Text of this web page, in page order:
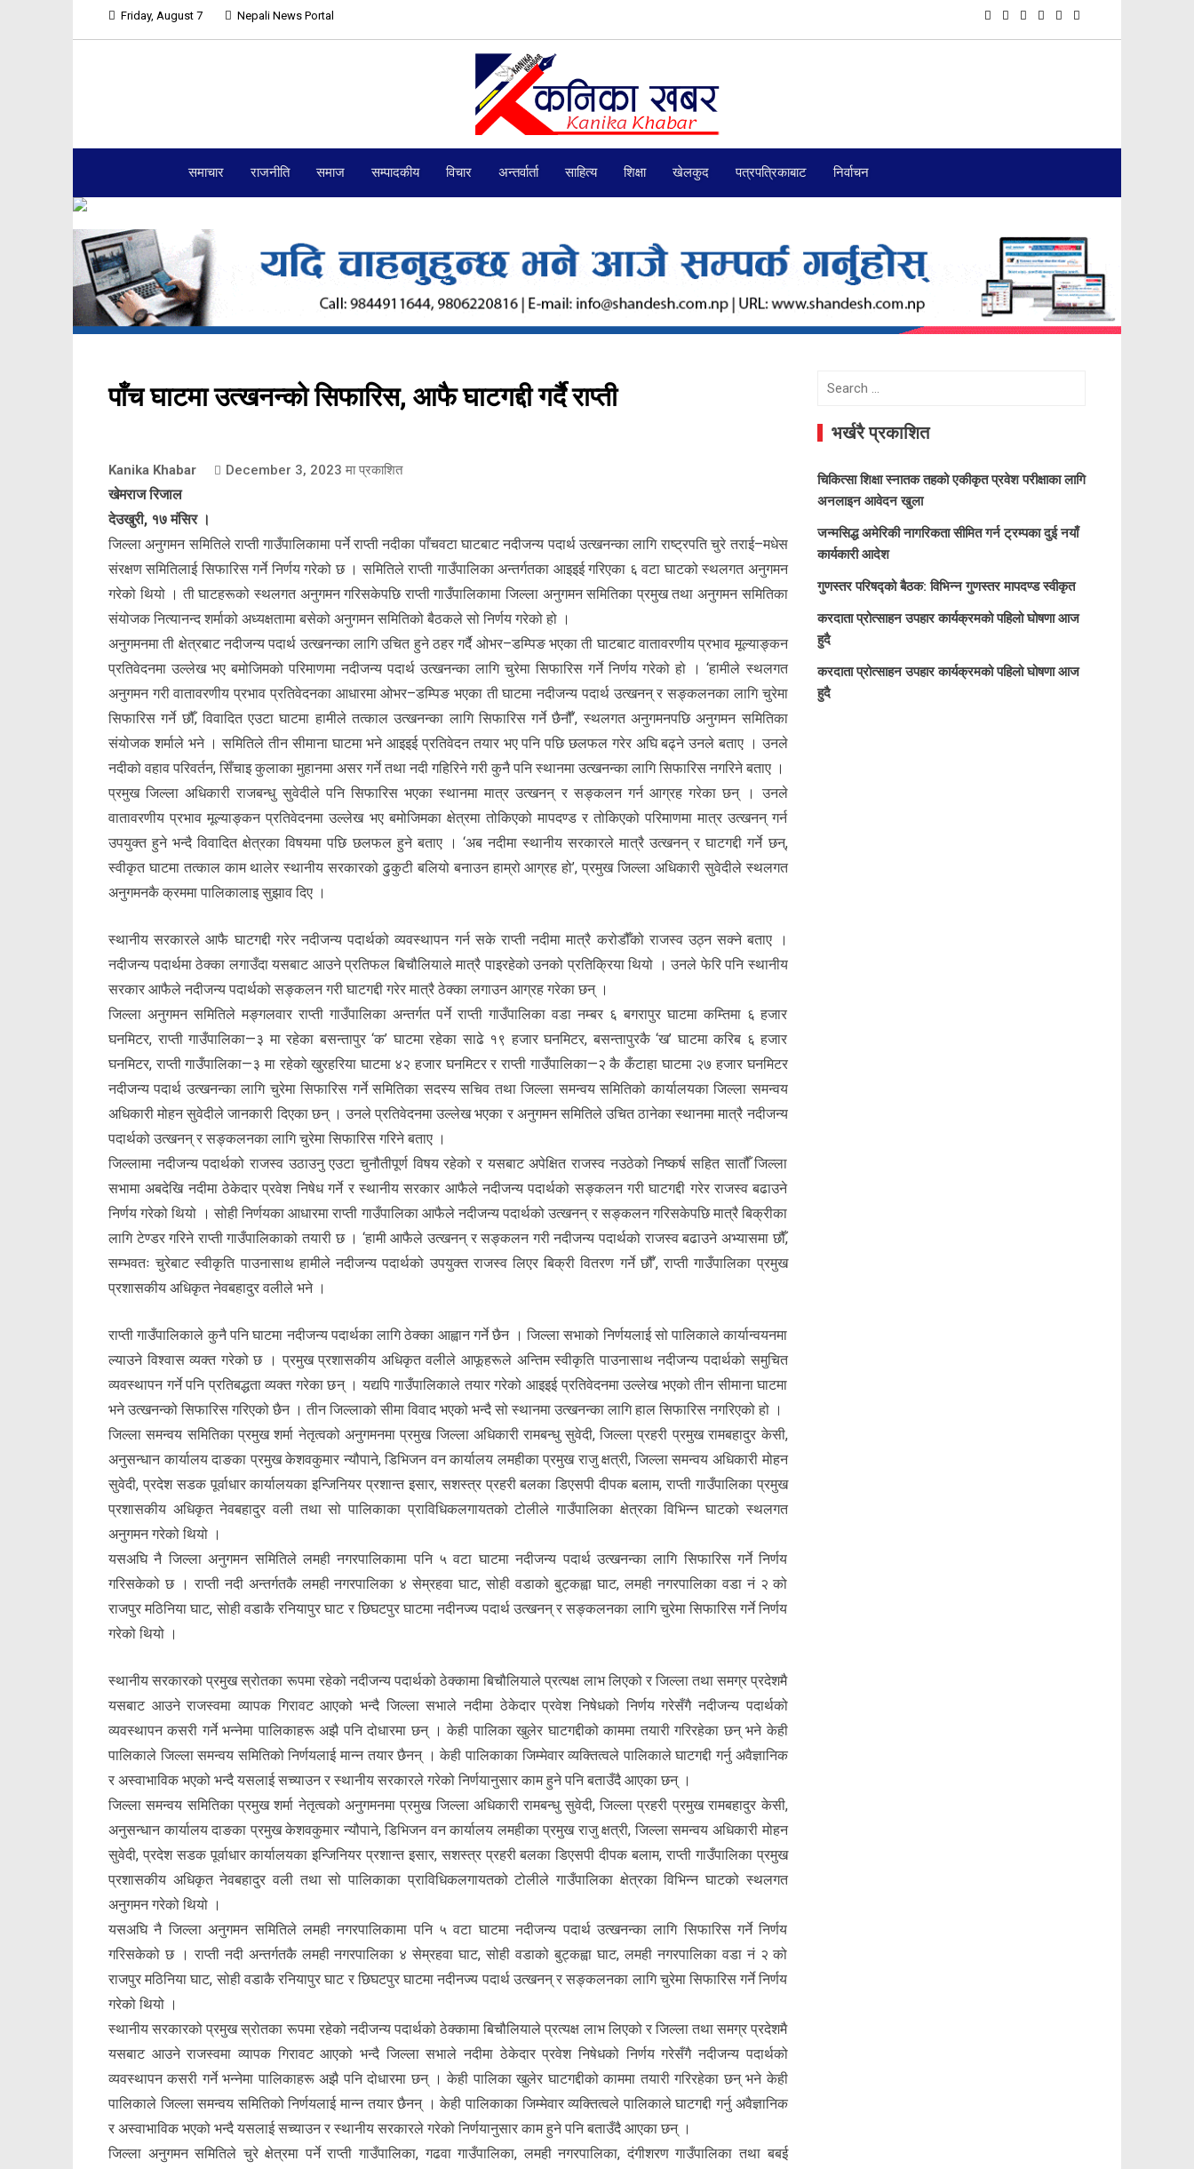
Friday, August 7 Nepali News Portal
समाचार राजनीति समाज सम्पादकीय विचार अन्तर्वार्ता साहित्य शिक्षा खेलकुद पत्रपत्रिकाबाट निर्वाचन
पाँच घाटमा उत्खनन्को सिफारिस, आफै घाटगद्दी गर्दै राप्ती
Kanika Khabar December 3, 2023 मा प्रकाशित
खेमराज रिजाल
देउखुरी, १७ मंसिर ।
जिल्ला अनुगमन समितिले राप्ती गाउँपालिकामा पर्ने राप्ती नदीका पाँचवटा घाटबाट नदीजन्य पदार्थ उत्खनन्का लागि राष्ट्रपति चुरे तराई–मधेस
संरक्षण समितिलाई सिफारिस गर्ने निर्णय गरेको छ । समितिले राप्ती गाउँपालिका अन्तर्गतका आइइई गरिएका ६ वटा घाटको स्थलगत अनुगमन
गरेको थियो । ती घाटहरूको स्थलगत अनुगमन गरिसकेपछि राप्ती गाउँपालिकामा जिल्ला अनुगमन समितिका प्रमुख तथा अनुगमन समितिका
संयोजक नित्यानन्द शर्माको अध्यक्षतामा बसेको अनुगमन समितिको बैठकले सो निर्णय गरेको हो ।
अनुगमनमा ती क्षेत्रबाट नदीजन्य पदार्थ उत्खनन्का लागि उचित हुने ठहर गर्दै ओभर–डम्पिङ भएका ती घाटबाट वातावरणीय प्रभाव मूल्याङ्कन
प्रतिवेदनमा उल्लेख भए बमोजिमको परिमाणमा नदीजन्य पदार्थ उत्खनन्का लागि चुरेमा सिफारिस गर्ने निर्णय गरेको हो । ‘हामीले स्थलगत
अनुगमन गरी वातावरणीय प्रभाव प्रतिवेदनका आधारमा ओभर–डम्पिङ भएका ती घाटमा नदीजन्य पदार्थ उत्खनन् र सङ्कलनका लागि चुरेमा
सिफारिस गर्ने छौँ, विवादित एउटा घाटमा हामीले तत्काल उत्खनन्का लागि सिफारिस गर्ने छैनौँ’, स्थलगत अनुगमनपछि अनुगमन समितिका
संयोजक शर्माले भने । समितिले तीन सीमाना घाटमा भने आइइई प्रतिवेदन तयार भए पनि पछि छलफल गरेर अघि बढ्ने उनले बताए । उनले
नदीको वहाव परिवर्तन, सिँचाइ कुलाका मुहानमा असर गर्ने तथा नदी गहिरिने गरी कुनै पनि स्थानमा उत्खनन्का लागि सिफारिस नगरिने बताए ।
प्रमुख जिल्ला अधिकारी राजबन्धु सुवेदीले पनि सिफारिस भएका स्थानमा मात्र उत्खनन् र सङ्कलन गर्न आग्रह गरेका छन् । उनले
वातावरणीय प्रभाव मूल्याङ्कन प्रतिवेदनमा उल्लेख भए बमोजिमका क्षेत्रमा तोकिएको मापदण्ड र तोकिएको परिमाणमा मात्र उत्खनन् गर्न
उपयुक्त हुने भन्दै विवादित क्षेत्रका विषयमा पछि छलफल हुने बताए । ‘अब नदीमा स्थानीय सरकारले मात्रै उत्खनन् र घाटगद्दी गर्ने छन्,
स्वीकृत घाटमा तत्काल काम थालेर स्थानीय सरकारको ढुकुटी बलियो बनाउन हाम्रो आग्रह हो’, प्रमुख जिल्ला अधिकारी सुवेदीले स्थलगत
अनुगमनकै क्रममा पालिकालाइ सुझाव दिए ।
स्थानीय सरकारले आफै घाटगद्दी गरेर नदीजन्य पदार्थको व्यवस्थापन गर्न सके राप्ती नदीमा मात्रै करोडौँको राजस्व उठ्न सक्ने बताए ।
नदीजन्य पदार्थमा ठेक्का लगाउँदा यसबाट आउने प्रतिफल बिचौलियाले मात्रै पाइरहेको उनको प्रतिक्रिया थियो । उनले फेरि पनि स्थानीय
सरकार आफैले नदीजन्य पदार्थको सङ्कलन गरी घाटगद्दी गरेर मात्रै ठेक्का लगाउन आग्रह गरेका छन् ।
जिल्ला अनुगमन समितिले मङ्गलवार राप्ती गाउँपालिका अन्तर्गत पर्ने राप्ती गाउँपालिका वडा नम्बर ६ बगरापुर घाटमा कम्तिमा ६ हजार
घनमिटर, राप्ती गाउँपालिका—३ मा रहेका बसन्तापुर ‘क’ घाटमा रहेका साढे १९ हजार घनमिटर, बसन्तापुरकै ‘ख’ घाटमा करिब ६ हजार
घनमिटर, राप्ती गाउँपालिका—३ मा रहेको खुरहरिया घाटमा ४२ हजार घनमिटर र राप्ती गाउँपालिका—२ कै कँटाहा घाटमा २७ हजार घनमिटर
नदीजन्य पदार्थ उत्खनन्का लागि चुरेमा सिफारिस गर्ने समितिका सदस्य सचिव तथा जिल्ला समन्वय समितिको कार्यालयका जिल्ला समन्वय
अधिकारी मोहन सुवेदीले जानकारी दिएका छन् । उनले प्रतिवेदनमा उल्लेख भएका र अनुगमन समितिले उचित ठानेका स्थानमा मात्रै नदीजन्य
पदार्थको उत्खनन् र सङ्कलनका लागि चुरेमा सिफारिस गरिने बताए ।
जिल्लामा नदीजन्य पदार्थको राजस्व उठाउनु एउटा चुनौतीपूर्ण विषय रहेको र यसबाट अपेक्षित राजस्व नउठेको निष्कर्ष सहित सातौँ जिल्ला
सभामा अबदेखि नदीमा ठेकेदार प्रवेश निषेध गर्ने र स्थानीय सरकार आफैले नदीजन्य पदार्थको सङ्कलन गरी घाटगद्दी गरेर राजस्व बढाउने
निर्णय गरेको थियो । सोही निर्णयका आधारमा राप्ती गाउँपालिका आफैले नदीजन्य पदार्थको उत्खनन् र सङ्कलन गरिसकेपछि मात्रै बिक्रीका
लागि टेण्डर गरिने राप्ती गाउँपालिकाको तयारी छ । ‘हामी आफैले उत्खनन् र सङ्कलन गरी नदीजन्य पदार्थको राजस्व बढाउने अभ्यासमा छौँ,
सम्भवतः चुरेबाट स्वीकृति पाउनासाथ हामीले नदीजन्य पदार्थको उपयुक्त राजस्व लिएर बिक्री वितरण गर्ने छौँ’, राप्ती गाउँपालिका प्रमुख
प्रशासकीय अधिकृत नेवबहादुर वलीले भने ।
राप्ती गाउँपालिकाले कुनै पनि घाटमा नदीजन्य पदार्थका लागि ठेक्का आह्वान गर्ने छैन । जिल्ला सभाको निर्णयलाई सो पालिकाले कार्यान्वयनमा
ल्याउने विश्वास व्यक्त गरेको छ । प्रमुख प्रशासकीय अधिकृत वलीले आफूहरूले अन्तिम स्वीकृति पाउनासाथ नदीजन्य पदार्थको समुचित
व्यवस्थापन गर्ने पनि प्रतिबद्धता व्यक्त गरेका छन् । यद्यपि गाउँपालिकाले तयार गरेको आइइई प्रतिवेदनमा उल्लेख भएको तीन सीमाना घाटमा
भने उत्खनन्को सिफारिस गरिएको छैन । तीन जिल्लाको सीमा विवाद भएको भन्दै सो स्थानमा उत्खनन्का लागि हाल सिफारिस नगरिएको हो ।
जिल्ला समन्वय समितिका प्रमुख शर्मा नेतृत्वको अनुगमनमा प्रमुख जिल्ला अधिकारी रामबन्धु सुवेदी, जिल्ला प्रहरी प्रमुख रामबहादुर केसी,
अनुसन्धान कार्यालय दाङका प्रमुख केशवकुमार न्यौपाने, डिभिजन वन कार्यालय लमहीका प्रमुख राजु क्षत्री, जिल्ला समन्वय अधिकारी मोहन
सुवेदी, प्रदेश सडक पूर्वाधार कार्यालयका इन्जिनियर प्रशान्त इसार, सशस्त्र प्रहरी बलका डिएसपी दीपक बलाम, राप्ती गाउँपालिका प्रमुख
प्रशासकीय अधिकृत नेवबहादुर वली तथा सो पालिकाका प्राविधिकलगायतको टोलीले गाउँपालिका क्षेत्रका विभिन्न घाटको स्थलगत
अनुगमन गरेको थियो ।
यसअघि नै जिल्ला अनुगमन समितिले लमही नगरपालिकामा पनि ५ वटा घाटमा नदीजन्य पदार्थ उत्खनन्का लागि सिफारिस गर्ने निर्णय
गरिसकेको छ । राप्ती नदी अन्तर्गतकै लमही नगरपालिका ४ सेम्रहवा घाट, सोही वडाको बुट्कह्वा घाट, लमही नगरपालिका वडा नं २ को
राजपुर मठिनिया घाट, सोही वडाकै रनियापुर घाट र छिघटपुर घाटमा नदीनज्य पदार्थ उत्खनन् र सङ्कलनका लागि चुरेमा सिफारिस गर्ने निर्णय
गरेको थियो ।
स्थानीय सरकारको प्रमुख स्रोतका रूपमा रहेको नदीजन्य पदार्थको ठेक्कामा बिचौलियाले प्रत्यक्ष लाभ लिएको र जिल्ला तथा समग्र प्रदेशमै
यसबाट आउने राजस्वमा व्यापक गिरावट आएको भन्दै जिल्ला सभाले नदीमा ठेकेदार प्रवेश निषेधको निर्णय गरेसँगै नदीजन्य पदार्थको
व्यवस्थापन कसरी गर्ने भन्नेमा पालिकाहरू अझै पनि दोधारमा छन् । केही पालिका खुलेर घाटगद्दीको काममा तयारी गरिरहेका छन् भने केही
पालिकाले जिल्ला समन्वय समितिको निर्णयलाई मान्न तयार छैनन् । केही पालिकाका जिम्मेवार व्यक्तित्वले पालिकाले घाटगद्दी गर्नु अवैज्ञानिक
र अस्वाभाविक भएको भन्दै यसलाई सच्याउन र स्थानीय सरकारले गरेको निर्णयानुसार काम हुने पनि बताउँदै आएका छन् ।
जिल्ला समन्वय समितिका प्रमुख शर्मा नेतृत्वको अनुगमनमा प्रमुख जिल्ला अधिकारी रामबन्धु सुवेदी, जिल्ला प्रहरी प्रमुख रामबहादुर केसी,
अनुसन्धान कार्यालय दाङका प्रमुख केशवकुमार न्यौपाने, डिभिजन वन कार्यालय लमहीका प्रमुख राजु क्षत्री, जिल्ला समन्वय अधिकारी मोहन
सुवेदी, प्रदेश सडक पूर्वाधार कार्यालयका इन्जिनियर प्रशान्त इसार, सशस्त्र प्रहरी बलका डिएसपी दीपक बलाम, राप्ती गाउँपालिका प्रमुख
प्रशासकीय अधिकृत नेवबहादुर वली तथा सो पालिकाका प्राविधिकलगायतको टोलीले गाउँपालिका क्षेत्रका विभिन्न घाटको स्थलगत
अनुगमन गरेको थियो ।
यसअघि नै जिल्ला अनुगमन समितिले लमही नगरपालिकामा पनि ५ वटा घाटमा नदीजन्य पदार्थ उत्खनन्का लागि सिफारिस गर्ने निर्णय
गरिसकेको छ । राप्ती नदी अन्तर्गतकै लमही नगरपालिका ४ सेम्रहवा घाट, सोही वडाको बुट्कह्वा घाट, लमही नगरपालिका वडा नं २ को
राजपुर मठिनिया घाट, सोही वडाकै रनियापुर घाट र छिघटपुर घाटमा नदीनज्य पदार्थ उत्खनन् र सङ्कलनका लागि चुरेमा सिफारिस गर्ने निर्णय
गरेको थियो ।
स्थानीय सरकारको प्रमुख स्रोतका रूपमा रहेको नदीजन्य पदार्थको ठेक्कामा बिचौलियाले प्रत्यक्ष लाभ लिएको र जिल्ला तथा समग्र प्रदेशमै
यसबाट आउने राजस्वमा व्यापक गिरावट आएको भन्दै जिल्ला सभाले नदीमा ठेकेदार प्रवेश निषेधको निर्णय गरेसँगै नदीजन्य पदार्थको
व्यवस्थापन कसरी गर्ने भन्नेमा पालिकाहरू अझै पनि दोधारमा छन् । केही पालिका खुलेर घाटगद्दीको काममा तयारी गरिरहेका छन् भने केही
पालिकाले जिल्ला समन्वय समितिको निर्णयलाई मान्न तयार छैनन् । केही पालिकाका जिम्मेवार व्यक्तित्वले पालिकाले घाटगद्दी गर्नु अवैज्ञानिक
र अस्वाभाविक भएको भन्दै यसलाई सच्याउन र स्थानीय सरकारले गरेको निर्णयानुसार काम हुने पनि बताउँदै आएका छन् ।
जिल्ला अनुगमन समितिले चुरे क्षेत्रमा पर्ने राप्ती गाउँपालिका, गढवा गाउँपालिका, लमही नगरपालिका, दंगीशरण गाउँपालिका तथा बबई
Search
भर्खरै प्रकाशित
चिकित्सा शिक्षा स्नातक तहको एकीकृत प्रवेश परीक्षाका लागि
अनलाइन आवेदन खुला
जन्मसिद्ध अमेरिकी नागरिकता सीमित गर्न ट्रम्पका दुई नयाँ
कार्यकारी आदेश
गुणस्तर परिषद्को बैठक: विभिन्न गुणस्तर मापदण्ड स्वीकृत
करदाता प्रोत्साहन उपहार कार्यक्रमको पहिलो घोषणा आज
हुदै
करदाता प्रोत्साहन उपहार कार्यक्रमको पहिलो घोषणा आज
हुदै